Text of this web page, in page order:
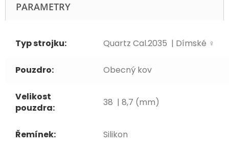
PARAMETRY
Typ strojku: Quartz Cal.2035 | Dímské ♀
Pouzdro: Obecný kov
Velikost
pouzdra:
38 | 8,7 (mm)
Řemínek: Silikon